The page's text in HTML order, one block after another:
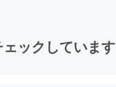
ックしています